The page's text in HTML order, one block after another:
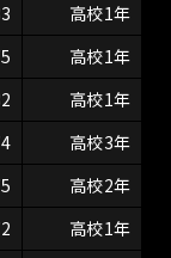
高校1年
高校1年
高校1年
高校3年
高校2年
高校1年